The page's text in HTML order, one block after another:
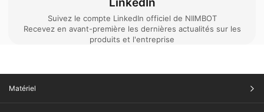
Suivez le compte LinkedIn officiel de NIIMBOT
Recevez en avant-première les dernières actualités sur les
produits et l'entreprise
Matériel